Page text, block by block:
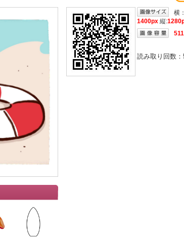
横：
1400px 縦:
読み取り回数：